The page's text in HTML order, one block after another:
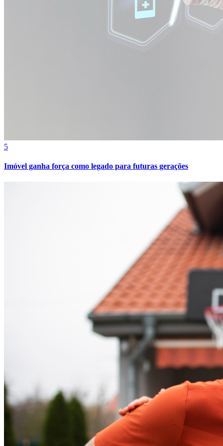
5
Imóvel ganha força como legado para futuras gerações